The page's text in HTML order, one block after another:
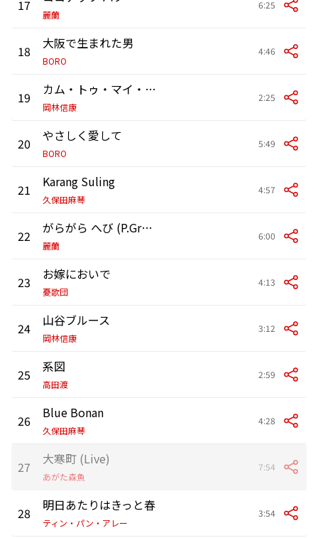
17
麗蘭
6:25
18 大阪で生まれた男
BORO
4:46
19 カム・トゥ・マイ・ベッド・サイド
岡林信康
2:25
20 やさしく愛して
BORO
5:49
21 Karang Suling
久保田麻琴
4:57
22 がらがら へび (P.Greenに捧ぐ)
麗蘭
6:00
23 お嫁においで
憂歌団
4:13
24 山谷ブルース
岡林信康
3:12
25 系図
高田渡
2:59
26 Blue Bonan
久保田麻琴
4:28
27 大寒町 (Live)
あがた森魚
7:54
28 明日あたりはきっと春
ティン・パン・アレー
3:54